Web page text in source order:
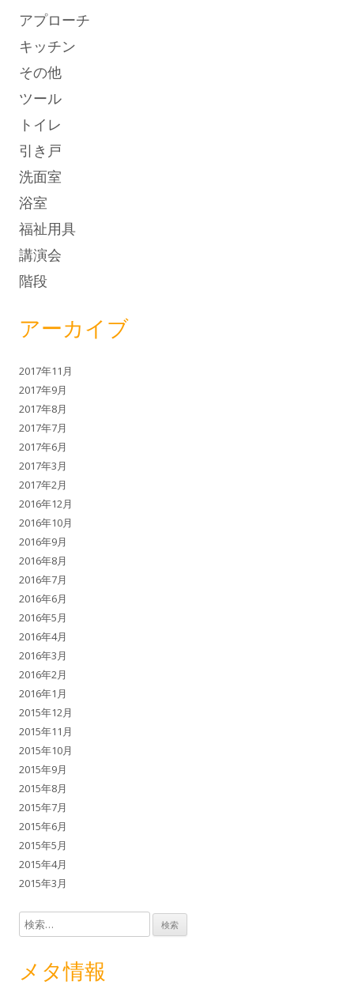
アプローチ
キッチン
その他
ツール
トイレ
引き戸
洗面室
浴室
福祉用具
講演会
階段
アーカイブ
2017年11月
2017年9月
2017年8月
2017年7月
2017年6月
2017年3月
2017年2月
2016年12月
2016年10月
2016年9月
2016年8月
2016年7月
2016年6月
2016年5月
2016年4月
2016年3月
2016年2月
2016年1月
2015年12月
2015年11月
2015年10月
2015年9月
2015年8月
2015年7月
2015年6月
2015年5月
2015年4月
2015年3月
検索:
メタ情報